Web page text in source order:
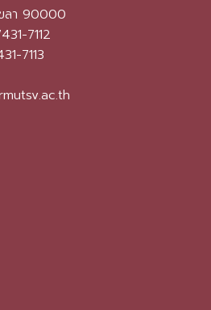
ลา 90000
7112
7113